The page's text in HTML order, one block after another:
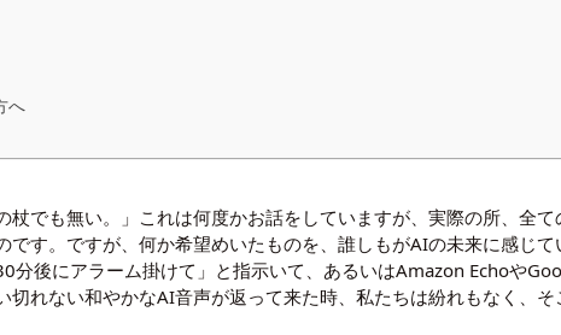
へ
杖でも無い。」これは何度かお話をしていますが、実際の所、全
です。ですが、何か希望めいたものを、誰しもがAIの未来に感じ
分後にアラーム掛けて」と指示いて、あるいはAmazon Echoや
切れない和やかなAI音声が返って来た時、私たちは紛れもなく、